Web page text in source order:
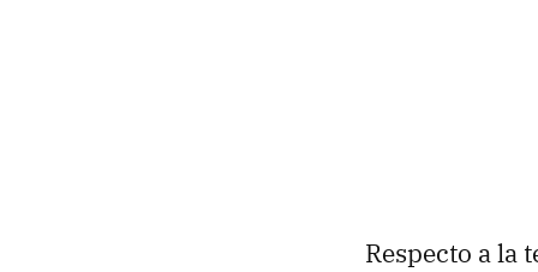
Respecto a la